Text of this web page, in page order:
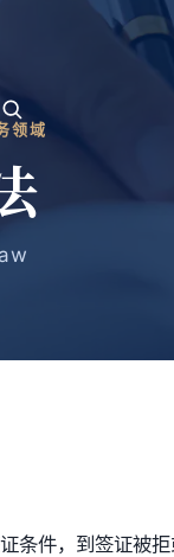
领域
条件，到签证被